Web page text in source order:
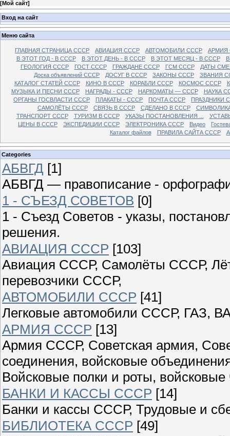
[Мой сайт]
Вход на сайт
Меню сайта
ГЛАВНАЯ СТРАНИЦА СССР АВИАЦИЯ СССР АВТОМОБИЛИ СССР
АРМИЯ
В ЭТОТ ГОД - В СССР
В ЭТОТ ДЕНЬ - В СССР В ЭТОТ МЕСЯЦ - В СССР
ГЕОЛОГИЯ СССР
ГОСТ СССР ГРАЖДАНЕ СССР ГСМ СССР
ДАТЫ
Доска объявлений СССР
ДОСУГ В СССР ЗАКОНЫ СССР
ЗВАНИЯ
КАТАЛОГ СТАТЕЙ СССР
КИНО В СССР КОРАБЛИ СССР КОСМОС СССР
МУЗЫКА И ПЕСНИ СССР
НАГРАДЫ - СССР НАРКОМАТЫ — СССР
НАУКА
ОРГАНЫ ГОСВЛАСТИ СССР
ПЛАКАТЫ - СССР ПОЧТА СССР
ПРАЗДНИКИ
САМОЛЁТЫ СССР
СВЯЗЬ В СССР СДЕЛАНО В СССР
ТРАНСПОРТ СССР
ТУРИЗМ В СССР УКАЗЫ ПОСТАНОВЛЕНИЯ ...
ЦЕНЫ В СССР
ЭКСПЕДИЦИИ СССР ЭЛЕКТРОНИКА СССР Видео
Каталог файлов
ПРАВИЛА САЙТА СССР
Categories
АБВГД [1]
АБВГД — правописание -
1 - СЪЕЗД СОВЕТОВ [0]
1 - Съезд Советов - указы,
решения.
АВИАЦИЯ СССР [103]
Авиация СССР, Самолёты СССР,
перевозчики СССР,
АВТОМОБИЛИ СССР [41]
Легковые автомобили СССР, ГАЗ,
АРМИЯ СССР [13]
Армия СССР, Советская армия,
соединения, войсковые
Войсковые полки и роты, войсковые
БАНКИ И КАССЫ СССР [14]
Банки и кассы СССР, Трудовые и
БИБЛИОТЕКА СССР [49]